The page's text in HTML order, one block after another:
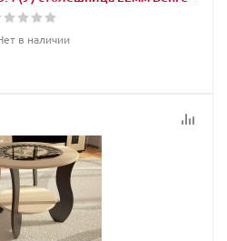
в наличии